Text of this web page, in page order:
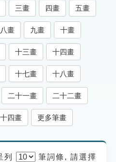
三畫 四畫 五畫
八畫 九畫 十畫
十三畫 十四畫
十七畫 十八畫
二十一畫 二十二畫
四畫 更多筆畫
列 筆詞條, 請選擇